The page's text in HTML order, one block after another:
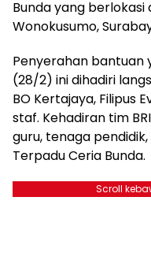
Bunda yang berlokasi
Wonokusumo,
Penyerahan bantuan
(28/2) ini dihadiri
BO Kertajaya, Filipus
staf. Kehadiran tim
guru, tenaga
Terpadu Ceria Bunda.
Scroll